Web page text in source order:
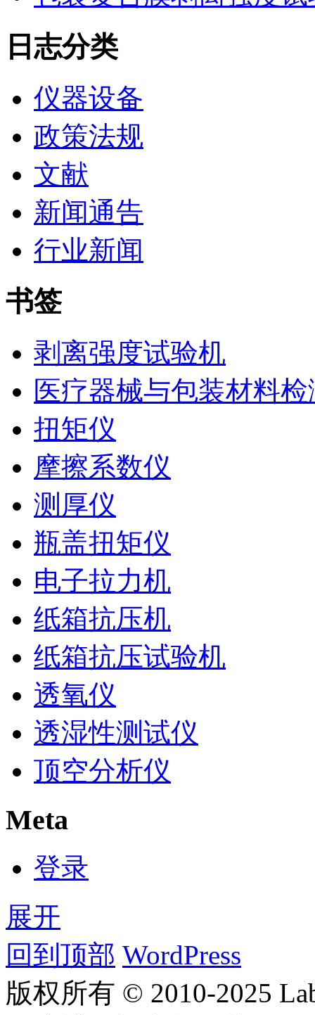
日志分类
仪器设备
政策法规
文献
新闻通告
行业新闻
书签
剥离强度试验机
医疗器械与包装材料检
扭矩仪
摩擦系数仪
测厚仪
瓶盖扭矩仪
电子拉力机
纸箱抗压机
纸箱抗压试验机
透氧仪
透湿性测试仪
顶空分析仪
Meta
登录
展开
回到顶部 WordPress
版权所有 © 2010-2025